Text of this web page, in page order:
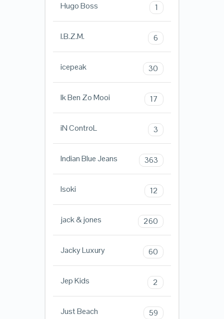
Hugo Boss 1
I.B.Z.M. 6
icepeak 30
Ik Ben Zo Mooi 17
iN ControL 3
Indian Blue Jeans 363
Isoki 12
jack & jones 260
Jacky Luxury 60
Jep Kids 2
Just Beach 59